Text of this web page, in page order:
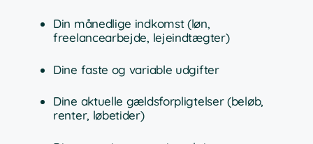
Din månedlige indkomst (løn,
freelancearbejde, lejeindtægter)
Dine faste og variable udgifter
Dine aktuelle gældsforpligtelser (beløb,
renter, løbetider)